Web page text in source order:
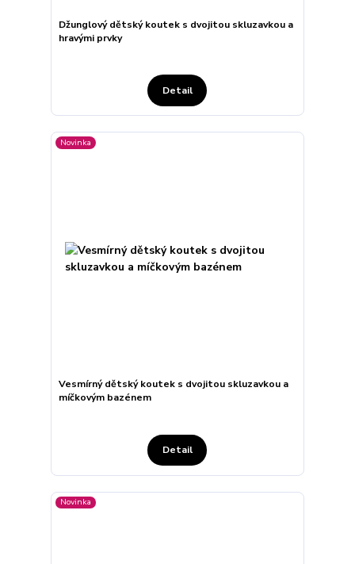
Džunglový dětský koutek s dvojitou skluzavkou a
hravými prvky
Detail
Novinka
Vesmírný dětský koutek s dvojitou skluzavkou a
míčkovým bazénem
Detail
Novinka